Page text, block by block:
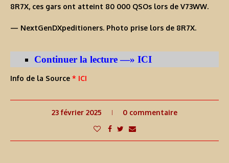
8R7X, ces gars ont atteint 80 000 QSOs lors de V73WW.
— NextGenDXpeditioners. Photo prise lors de 8R7X.
Continuer la lecture —» ICI
Info de la Source * ICI
23 février 2025 0 commentaire